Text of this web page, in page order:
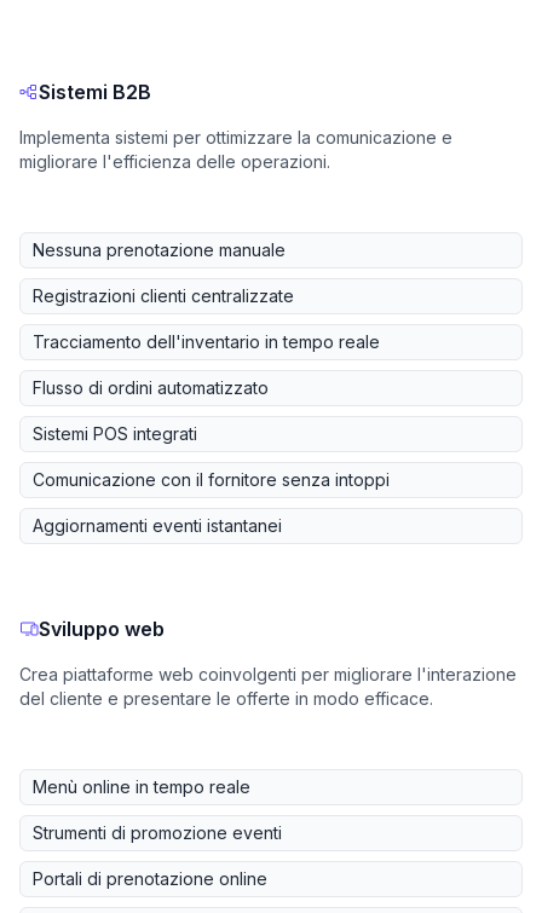
Sistemi B2B
Implementa sistemi per ottimizzare la comunicazione e
migliorare l'efficienza delle operazioni.
Nessuna prenotazione manuale
Registrazioni clienti centralizzate
Tracciamento dell'inventario in tempo reale
Flusso di ordini automatizzato
Sistemi POS integrati
Comunicazione con il fornitore senza intoppi
Aggiornamenti eventi istantanei
Sviluppo web
Crea piattaforme web coinvolgenti per migliorare l'interazione
del cliente e presentare le offerte in modo efficace.
Menù online in tempo reale
Strumenti di promozione eventi
Portali di prenotazione online